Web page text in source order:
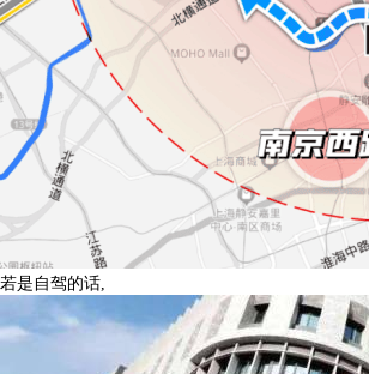
若是自驾的话,